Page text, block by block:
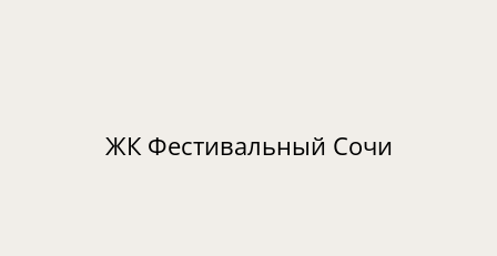
ЖК Фестивальный Сочи